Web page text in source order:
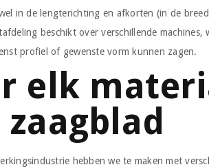
in de lengterichting en afkorten (in de
beschikt over verschillende machines,
profiel of gewenste vorm kunnen zagen.
elk
hebben we te maken met